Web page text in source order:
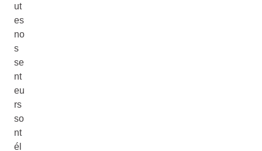
ut
es
no
s
se
nt
eu
rs
so
nt
él